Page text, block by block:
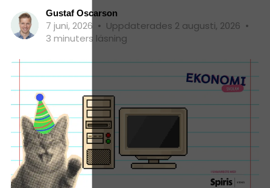
Gustaf Oscarson
7 juni, 2026 • Uppdaterades 2 augusti, 2026 •
3 minuters läsning